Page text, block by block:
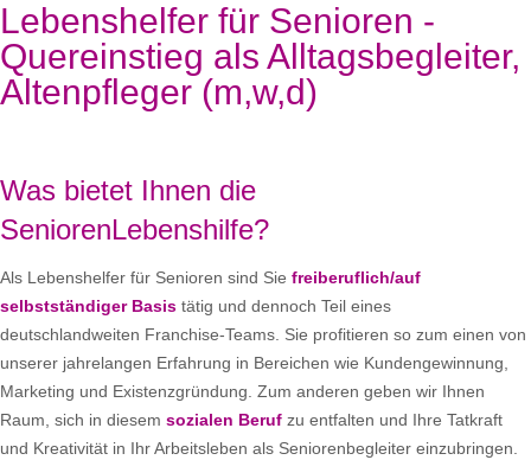
Lebenshelfer für Senioren -
Quereinstieg als Alltagsbegleiter,
Altenpfleger (m,w,d)
Was bietet Ihnen die
SeniorenLebenshilfe?
Als Lebenshelfer für Senioren sind Sie freiberuflich/auf
selbstständiger Basis tätig und dennoch Teil eines
deutschlandweiten Franchise-Teams. Sie profitieren so zum einen von
unserer jahrelangen Erfahrung in Bereichen wie Kundengewinnung,
Marketing und Existenzgründung. Zum anderen geben wir Ihnen
Raum, sich in diesem sozialen Beruf zu entfalten und Ihre Tatkraft
und Kreativität in Ihr Arbeitsleben als Seniorenbegleiter einzubringen.